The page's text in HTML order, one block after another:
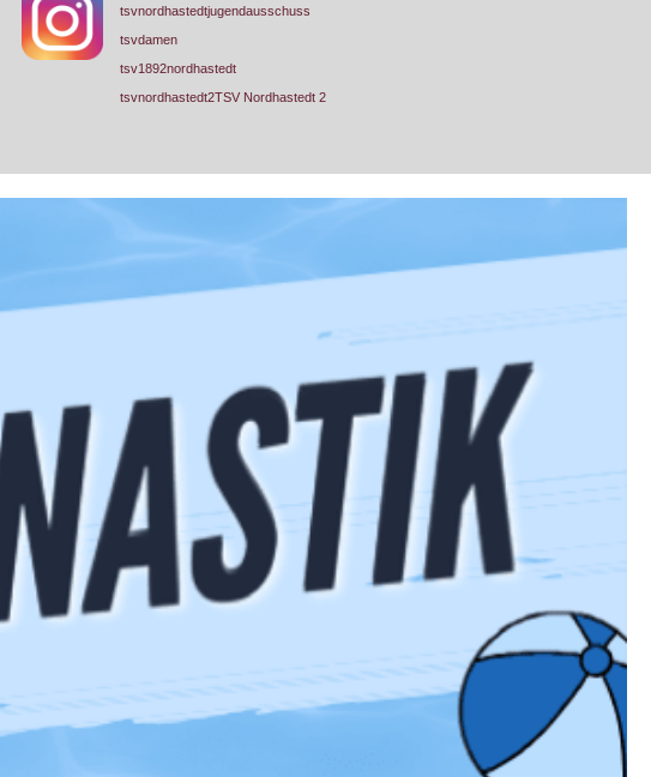
tsvnordhastedtjugendausschuss
tsvdamen
tsv1892nordhastedt
tsvnordhastedt2TSV Nordhastedt 2